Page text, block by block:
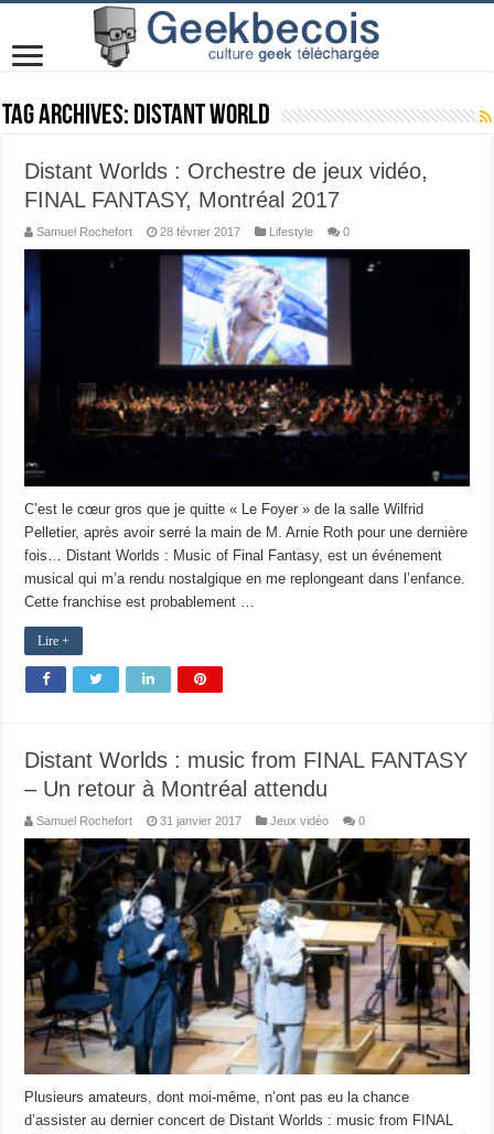
Tag Archives: Distant World
Distant Worlds : Orchestre de jeux vidéo,
FINAL FANTASY, Montréal 2017
Samuel Rochefort 28 février 2017 Lifestyle 0
C’est le cœur gros que je quitte « Le Foyer » de la salle Wilfrid
Pelletier, après avoir serré la main de M. Arnie Roth pour une dernière
fois… Distant Worlds : Music of Final Fantasy, est un événement
musical qui m’a rendu nostalgique en me replongeant dans l’enfance.
Cette franchise est probablement …
Lire +
Distant Worlds : music from FINAL FANTASY
– Un retour à Montréal attendu
Samuel Rochefort 31 janvier 2017 Jeux vidéo 0
Plusieurs amateurs, dont moi-même, n’ont pas eu la chance
d’assister au dernier concert de Distant Worlds : music from FINAL